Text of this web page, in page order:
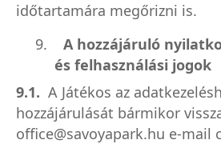
időtartamára megőrizni is.
9. A hozzájáruló
és felhasználási jogok
9.1. A Játékos az
hozzájárulását bármikor
office@savoyapark.hu e-mail